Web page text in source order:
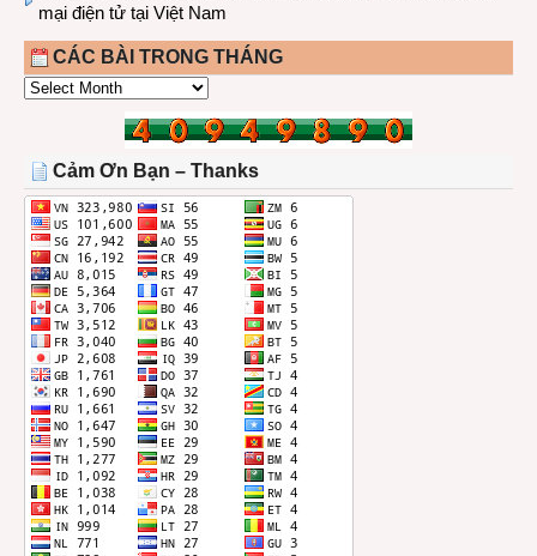
mại điện tử tại Việt Nam
CÁC BÀI TRONG THÁNG
CÁC
THÁNG
Cảm Ơn Bạn – Thanks